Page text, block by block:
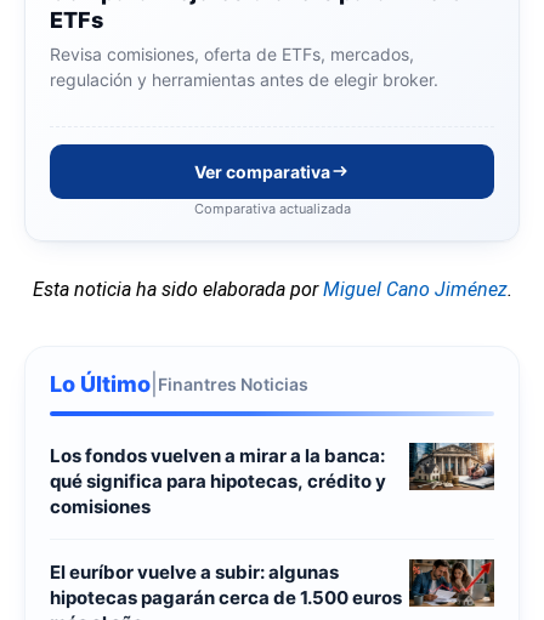
ETFs
Revisa comisiones, oferta de ETFs, mercados,
regulación y herramientas antes de elegir broker.
Ver comparativa
Comparativa actualizada
Esta noticia ha sido elaborada porMiguel Cano Jiménez.
Lo Último Finantres Noticias
Los fondos vuelven a mirar a la banca:
qué significa para hipotecas, crédito y
comisiones
El euríbor vuelve a subir: algunas
hipotecas pagarán cerca de 1.500 euros